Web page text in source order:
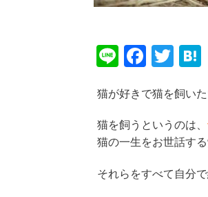
Li
e
F
c
e
b
o
T
tt
er
猫が好きで猫を飼い
猫を飼うというのは、
猫の一生をお世話す
それらをすべて自分